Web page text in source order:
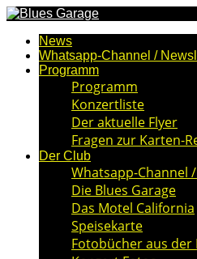
News
Whatsapp-Channel /
Programm
Programm
Konzertliste
Der aktuelle Flyer
Fragen zur Karten-
Der Club
Whatsapp-Channel
Die Blues Garage
Das Motel California
Speisekarte
Fotobücher aus der